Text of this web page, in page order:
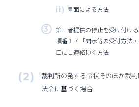
書面による方法
第三者提供の停止を受け付け
項番１７「開示等の受付方法
口にご連絡頂く方法
裁判所の発する令状そのほか裁
法令に基づく場合